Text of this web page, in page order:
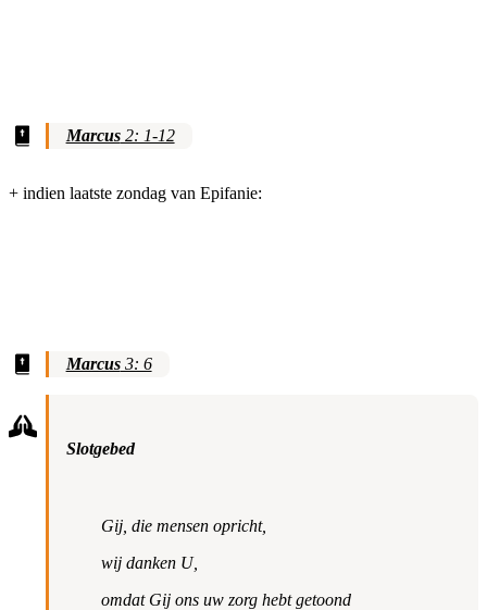
Marcus2: 1-12
+ indien laatste zondag van Epifanie:
Marcus3: 6
Slotgebed
Gij, die mensen opricht,
wij danken U,
omdat Gij ons uw zorg hebt getoond